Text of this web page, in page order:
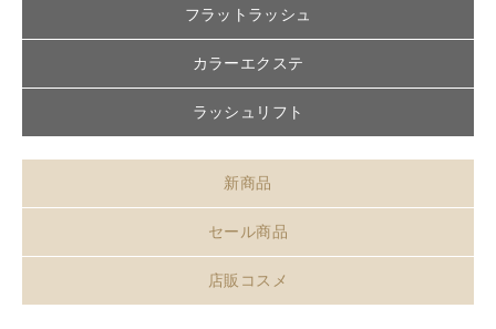
フラットラッシュ
カラーエクステ
ラッシュリフト
新商品
セール商品
店販コスメ